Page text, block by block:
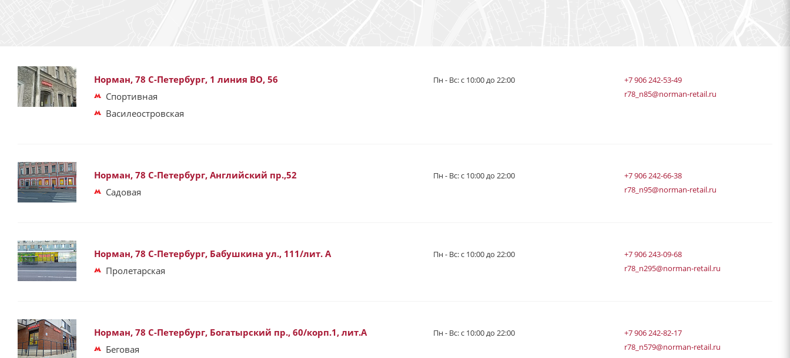
Норман, 78 С-Петербург, 1 линия ВО, 56
Спортивная
Василеостровская
Пн - Вс: с 10:00 до 22:00
+7 906 242-53-49
r78_n85@norman-retail.ru
Норман, 78 С-Петербург, Английский пр.,52
Садовая
Пн - Вс: с 10:00 до 22:00
+7 906 242-66-38
r78_n95@norman-retail.ru
Норман, 78 С-Петербург, Бабушкина ул., 111/лит. А
Пролетарская
Пн - Вс: с 10:00 до 22:00
+7 906 243-09-68
r78_n295@norman-retail.ru
Норман, 78 С-Петербург, Богатырский пр., 60/корп.1, лит.А
Беговая
Пн - Вс: с 10:00 до 22:00
+7 906 242-82-17
r78_n579@norman-retail.ru